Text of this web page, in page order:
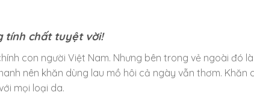
tính chất tuyệt vời!
con người Việt Nam. Nhưng bên trong vẻ ngoài đó
nên khăn dùng lau mồ hôi cả ngày vẫn thơm. Khăn
mọi loại da.